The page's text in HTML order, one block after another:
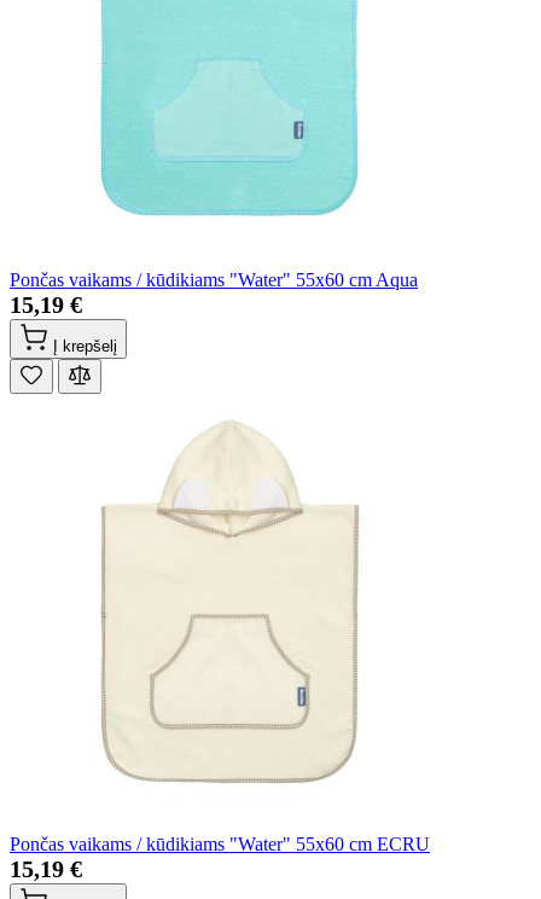
Pončas vaikams / kūdikiams "Water" 55x60 cm Aqua
15,19 €
Į krepšelį
Pončas vaikams / kūdikiams "Water" 55x60 cm ECRU
15,19 €